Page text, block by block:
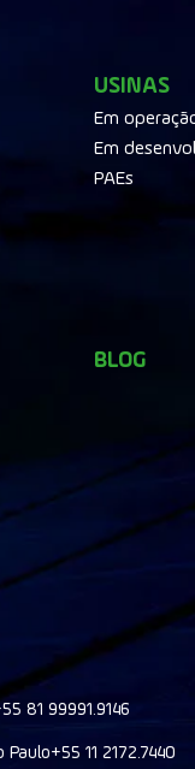
USINAS
Em
Em
PAEs
BLOG
81 99991.9146
Paulo+55 11 2172.7440